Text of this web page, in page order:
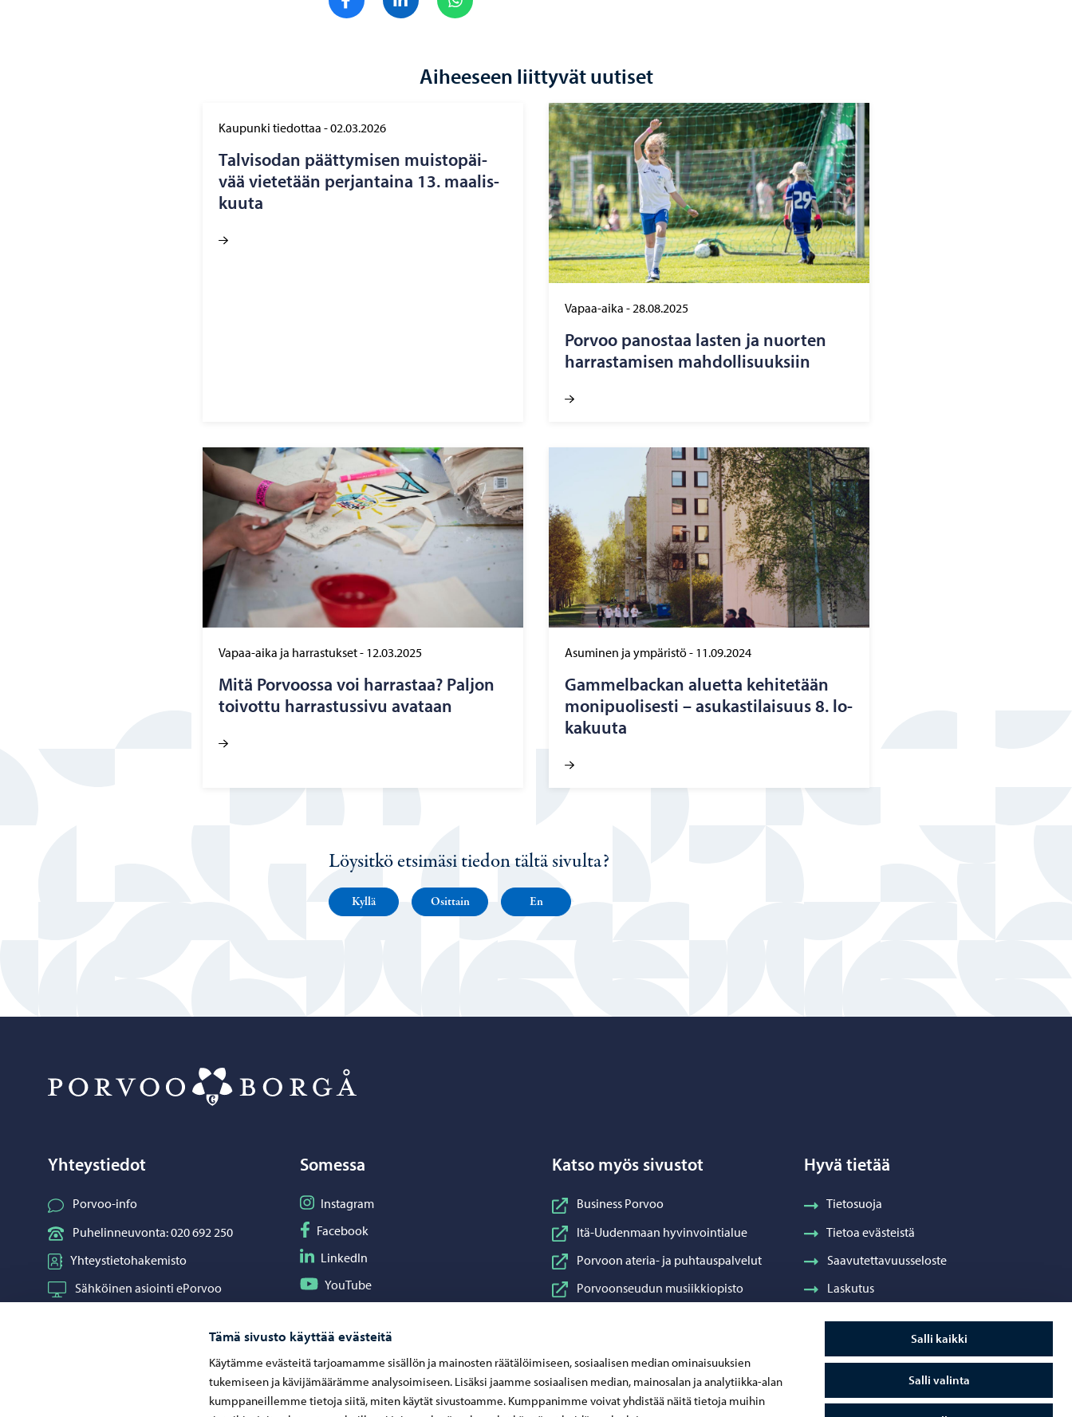
Tämä sivusto käyttää evästeitä
Käytämme evästeitä tarjoamamme sisällön ja mainosten räätälöimiseen, sosiaalisen median ominaisuuksien
tukemiseen ja kävijämäärämme analysoimiseen. Lisäksi jaamme sosiaalisen median, mainosalan ja analytiikka-alan
kumppaneillemme tietoja siitä, miten käytät sivustoamme. Kumppanimme voivat yhdistää näitä tietoja muihin
Salli kaikki
Salli valinta
Aiheeseen liittyvät uutiset
Kaupunki tiedottaa -02.03.2026
Tal­vi­so­dan päät­ty­mi­sen muis­to­päi­
vää vie­te­tään per­jan­tai­na 13. maa­lis­
kuu­ta
Vapaa-aika -28.08.2025
Por­voo pa­nos­taa las­ten ja nuor­ten
har­ras­ta­mi­sen mah­dol­li­suuk­siin
Vapaa-aika ja harrastukset- 12.03.2025
Mitä Por­voos­sa voi har­ras­taa? Pal­jon
toi­vot­tu har­ras­tus­si­vu ava­taan
Asuminen ja ympäristö- 11.09.2024
Gam­mel­bac­kan aluet­ta ke­hi­te­tään
mo­ni­puo­li­ses­ti – asu­kas­ti­lai­suus 8. lo­
ka­kuu­ta
Löysitkö etsimäsi tiedon tältä sivulta?
Kyllä Osittain En
Yhteystiedot
Porvoo-info
Puhelinneuvonta: 020 692 250
Yhteystietohakemisto
Sähköinen asiointi ePorvoo
Somessa
Seuraa Instagram
Instagram
Seuraa Facebook
Facebook
Seuraa LinkedIn
LinkedIn
Seuraa YouTube
YouTube
Katso myös sivustot
Business Porvoo
Itä-Uudenmaan hyvinvointialue
Porvoon ateria- ja puhtauspalvelut
Porvoonseudun musiikkiopisto
Taidetehdas
Visit Porvoo
Hyvä tietää
Tietosuoja
Tietoa evästeistä
Saavutettavuusseloste
Laskutus